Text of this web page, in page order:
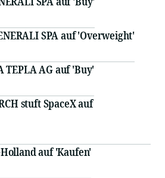
SPA auf 'Overweight'
TEPLA AG auf 'Buy'
stuft SpaceX auf
auf 'Kaufen'